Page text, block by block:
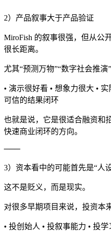
2）产品叙事大于产品验证
MiroFish 的叙事很强，但从公
很长距离。
尤其“预测万物”“数字社会推演
• 演示很好看 • 想象力很大 •
可信的结果闭环
也就是说，它是很适合融资和
快速商业闭环的方向。
───
3）资本看中的可能首先是“人
这不是贬义，而是现实。
对很多早期项目来说，投资本
• 投创始人 • 投叙事能力 • 投